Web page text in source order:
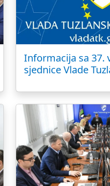
Informacija sa 37.
sjednice Vlade